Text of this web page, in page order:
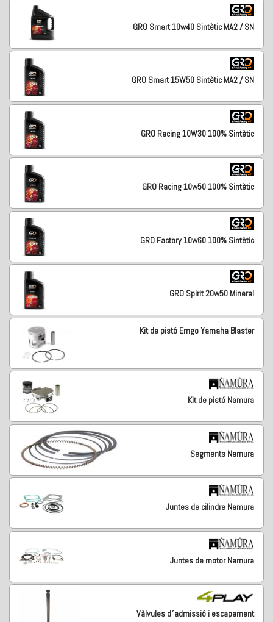
GRO Smart 10w40 Sintètic MA2 / SN
GRO Smart 15W50 Sintètic MA2 / SN
GRO Racing 10W30 100% Sintètic
GRO Racing 10w50 100% Sintètic
GRO Factory 10w60 100% Sintètic
GRO Spirit 20w50 Mineral
Kit de pistó Emgo Yamaha Blaster
Kit de pistó Namura
Segments Namura
Juntes de cilindre Namura
Juntes de motor Namura
Vàlvules d´admissió i escapament